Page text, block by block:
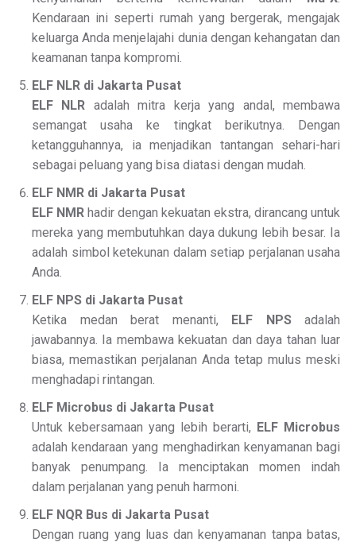
Kendaraan ini seperti rumah yang bergerak, mengajak
keluarga Anda menjelajahi dunia dengan kehangatan dan
keamanan tanpa kompromi.
ELF NLR di Jakarta Pusat
ELF NLR adalah mitra kerja yang andal, membawa
semangat usaha ke tingkat berikutnya. Dengan
ketangguhannya, ia menjadikan tantangan sehari-hari
sebagai peluang yang bisa diatasi dengan mudah.
ELF NMR di Jakarta Pusat
ELF NMR hadir dengan kekuatan ekstra, dirancang untuk
mereka yang membutuhkan daya dukung lebih besar. Ia
adalah simbol ketekunan dalam setiap perjalanan usaha
Anda.
ELF NPS di Jakarta Pusat
Ketika medan berat menanti, ELF NPSadalah
jawabannya. Ia membawa kekuatan dan daya tahan luar
biasa, memastikan perjalanan Anda tetap mulus meski
menghadapi rintangan.
ELF Microbus di Jakarta Pusat
Untuk kebersamaan yang lebih berarti, ELF Microbus
adalah kendaraan yang menghadirkan kenyamanan bagi
banyak penumpang. Ia menciptakan momen indah
dalam perjalanan yang penuh harmoni.
ELF NQR Bus di Jakarta Pusat
Dengan ruang yang luas dan kenyamanan tanpa batas,